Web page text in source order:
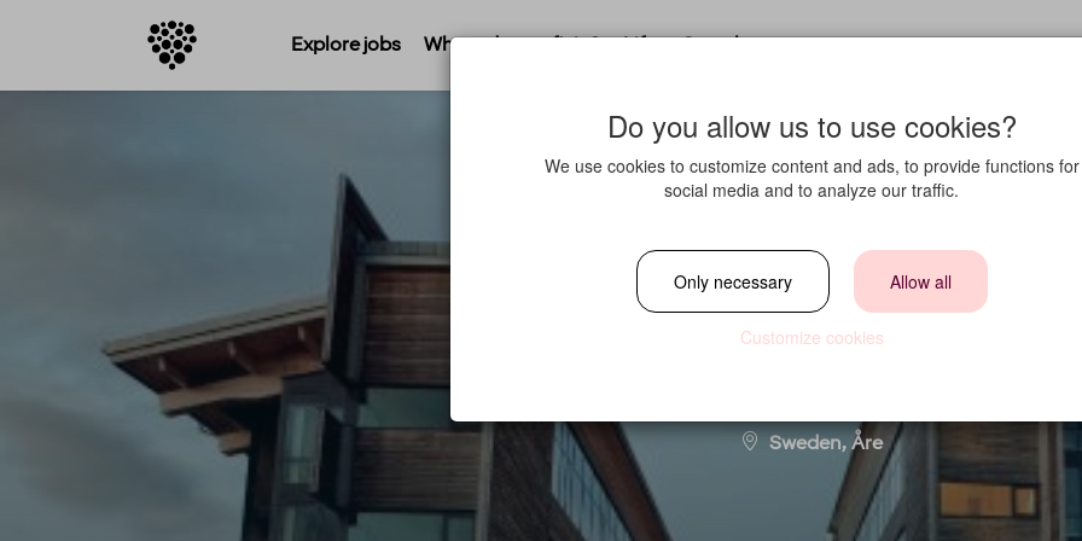
Explore jobs Where do you fit in? Life at Strawberry
Kockar sommar i
Sweden, Åre
Do you allow us to use cookies?
We use cookies to customize content and ads, to provide functions for
social media and to analyze our traffic.
Only necessary Allow all
Customize cookies